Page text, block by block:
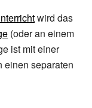
wird das
(oder an einem
ist mit einer
einen separaten